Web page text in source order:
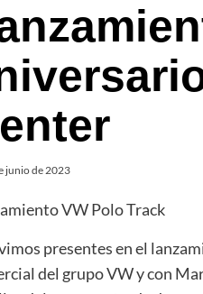
junio de 2023
presentes en el
del grupo VW y con